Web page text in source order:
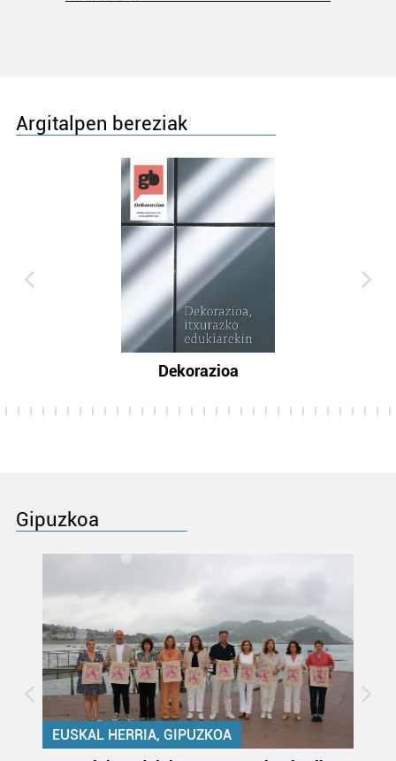
Argitalpen bereziak
Dekorazioa
Gipuzkoa
EUSKAL HERRIA, GIPUZKOA